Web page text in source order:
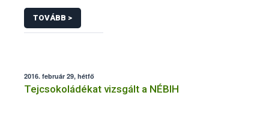
TOVÁBB >
2016. február 29, hétfő
Tejcsokoládékat vizsgált a NÉBIH